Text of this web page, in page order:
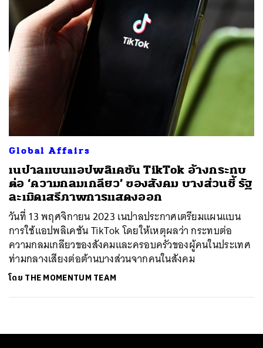
Global Affairs
เนปาลแบนแอปพลิเคชัน TikTok อ้างกระทบ
ต่อ ‘ความกลมเกลียว’ ของสังคม บางส่วนชี้ รัฐ
ละเมิดเสรีภาพการแสดงออก
วันที่ 13 พฤศจิกายน 2023 เนปาลประกาศเตรียมแผนแบน
การใช้แอปพลิเคชัน TikTok โดยให้เหตุผลว่า กระทบต่อ
ความกลมเกลียวของสังคมและครอบครัวของผู้คนในประเทศ
ท่ามกลางเสียงต่อต้านบางส่วนจากคนในสังคม
โดย THE MOMENTUM TEAM
SHARE TWEET LINE EMAIL